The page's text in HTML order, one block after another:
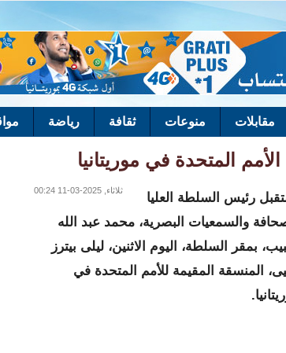
مقابلات منوعات ثقافة رياضة
المتحدة في موريتانيا
ثلاثاء, 2025-03-11 00:24
رئيس السلطة العليا
والسمعيات البصرية، محمد عبد الله
بمقر السلطة، اليوم الاثنين، ليلى بيترز
المنسقة المقيمة للأمم المتحدة في